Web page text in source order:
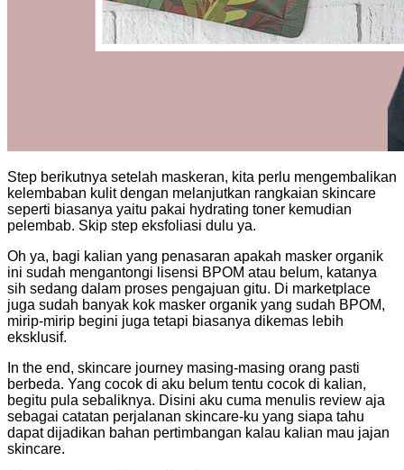
Step berikutnya setelah maskeran, kita perlu mengembalikan
kelembaban kulit dengan melanjutkan rangkaian skincare
seperti biasanya yaitu pakai hydrating toner kemudian
pelembab. Skip step eksfoliasi dulu ya.
Oh ya, bagi kalian yang penasaran apakah masker organik
ini sudah mengantongi lisensi BPOM atau belum, katanya
sih sedang dalam proses pengajuan gitu. Di marketplace
juga sudah banyak kok masker organik yang sudah BPOM,
mirip-mirip begini juga tetapi biasanya dikemas lebih
eksklusif.
In the end, skincare journey masing-masing orang pasti
berbeda. Yang cocok di aku belum tentu cocok di kalian,
begitu pula sebaliknya. Disini aku cuma menulis review aja
sebagai catatan perjalanan skincare-ku yang siapa tahu
dapat dijadikan bahan pertimbangan kalau kalian mau jajan
skincare.